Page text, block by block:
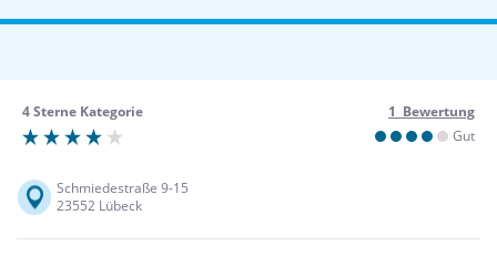
4 Sterne Kategorie
1 Bewertung
Gut
Schmiedestraße 9-15
23552 Lübeck